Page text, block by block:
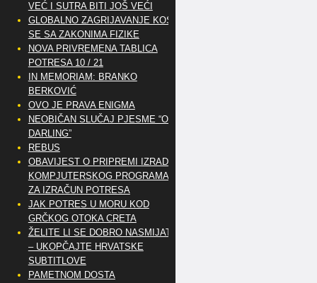
VEĆ I SUTRA BITI JOŠ VEĆI
GLOBALNO ZAGRIJAVANJE KOSI
SE SA ZAKONIMA FIZIKE
NOVA PRIVREMENA TABLICA
POTRESA 10 / 21
IN MEMORIAM: BRANKO
BERKOVIĆ
OVO JE PRAVA ENIGMA
NEOBIČAN SLUČAJ PJESME “OH
DARLING”
REBUS
OBAVIJEST O PRIPREMI IZRADE
KOMPJUTERSKOG PROGRAMA
ZA IZRAČUN POTRESA
JAK POTRES U MORU KOD
GRČKOG OTOKA CRETA
ŽELITE LI SE DOBRO NASMIJATI
– UKOPČAJTE HRVATSKE
SUBTITLOVE
PAMETNOM DOSTA